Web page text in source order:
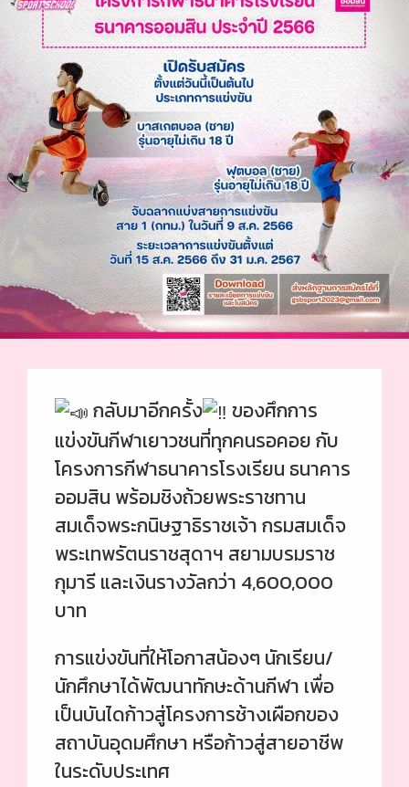
กลับมาอีกครั้ง
ของศึกการ
แข่งขันกีฬาเยาวชนที่ทุกคนรอคอย กับ
โครงการกีฬาธนาคารโรงเรียน ธนาคาร
ออมสิน พร้อมชิงถ้วยพระราชทาน
สมเด็จพระกนิษฐาธิราชเจ้า กรมสมเด็จ
พระเทพรัตนราชสุดาฯ สยามบรมราช
กุมารี และเงินรางวัลกว่า 4,600,000
บาท
การแข่งขันที่ให้โอกาสน้องๆ นักเรียน/
นักศึกษาได้พัฒนาทักษะด้านกีฬา เพื่อ
เป็นบันไดก้าวสู่โครงการช้างเผือกของ
สถาบันอุดมศึกษา หรือก้าวสู่สายอาชีพ
ในระดับประเทศ